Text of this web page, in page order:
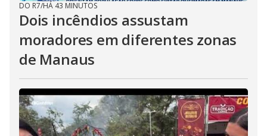
DO R7/HÁ 43 MINUTOS
Dois incêndios assustam
moradores em diferentes zonas
de Manaus